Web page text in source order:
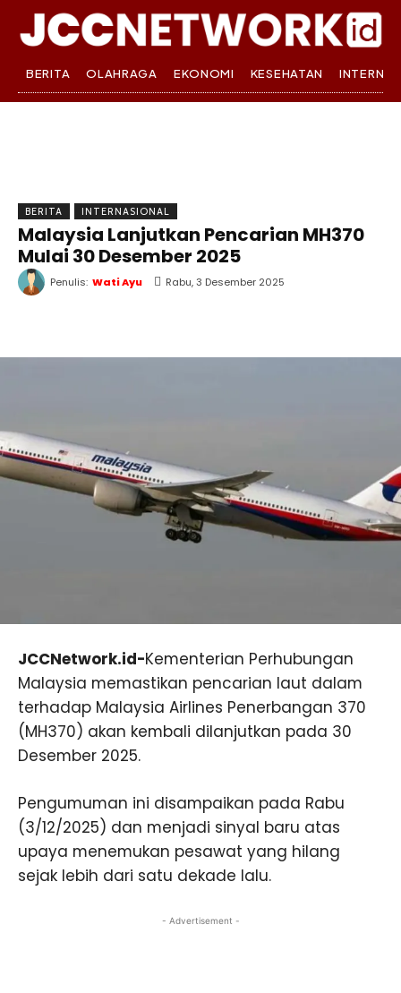
BERITA OLAHRAGA EKONOMI KESEHATAN
BERITA INTERNASIONAL
Malaysia Lanjutkan Pencarian MH370
Mulai 30 Desember 2025
Penulis: Wati Ayu Rabu, 3 Desember 2025
JCCNetwork.id-Kementerian Perhubungan
Malaysia memastikan pencarian laut dalam
terhadap Malaysia Airlines Penerbangan 370
(MH370) akan kembali dilanjutkan pada 30
Desember 2025.
Pengumuman ini disampaikan pada Rabu
(3/12/2025) dan menjadi sinyal baru atas
upaya menemukan pesawat yang hilang
sejak lebih dari satu dekade lalu.
- Advertisement -